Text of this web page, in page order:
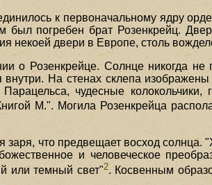
к первоначальному ядру
был погребен брат Розенкрейц.
некоей двери в Европе, столь
о Розенкрейце. Солнце никогда
На стенах склепа
чудесные
М.". Могила Розенкрейца
что предвещает восход солнца.
и человеческое
или темный свет"2. Косвенным